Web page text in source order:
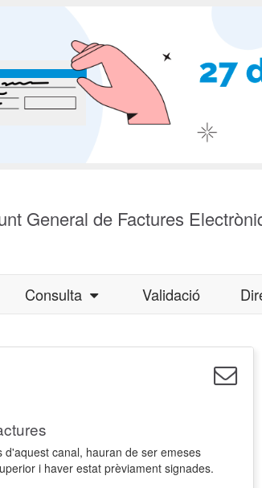
General de Factures
Consulta Validació
canal, hauran de ser emeses
i haver estat prèviament signades.